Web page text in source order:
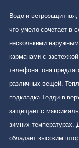
Водо-и
что умело сочетает в
несколькими
карманами с
телефона, она
различных вещей.
подкладка Тедди в
защищает с
зимних температурах.
обладает высоким